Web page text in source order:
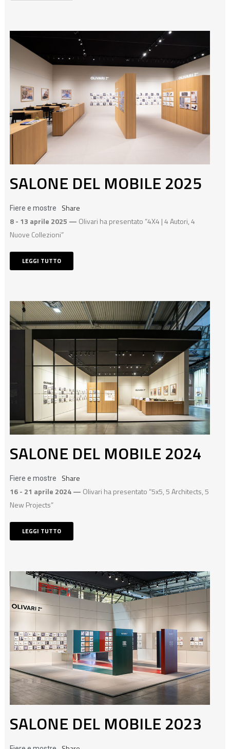
SALONE DEL MOBILE 2025
Fiere e mostre
Share
8 - 13 aprile 2025 — Olivari ha presentato “4X4 | 4 Autori, 4
Nuove Collezioni”
LEGGI TUTTO
SALONE DEL MOBILE 2024
Fiere e mostre
Share
16 - 21 aprile 2024 — Olivari ha presentato “5x5, 5 Architects, 5
New Projects”
LEGGI TUTTO
SALONE DEL MOBILE 2023